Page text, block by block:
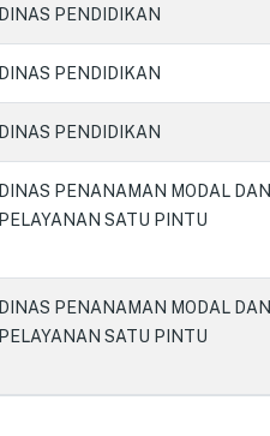
DINAS PENDIDIKAN
DINAS PENDIDIKAN
DINAS PENDIDIKAN
DINAS PENANAMAN MODAL DAN
PELAYANAN SATU PINTU
DINAS PENANAMAN MODAL DAN
PELAYANAN SATU PINTU